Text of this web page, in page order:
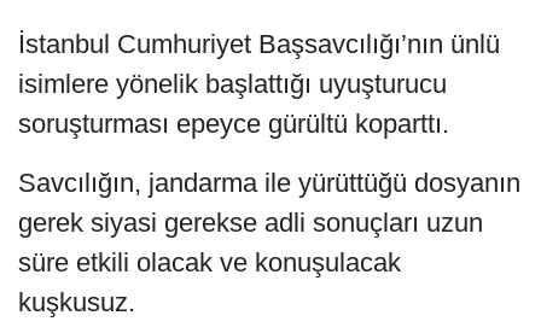
İstanbul Cumhuriyet Başsavcılığı’nın ünlü
isimlere yönelik başlattığı uyuşturucu
soruşturması epeyce gürültü koparttı.
Savcılığın, jandarma ile yürüttüğü dosyanın
gerek siyasi gerekse adli sonuçları uzun
süre etkili olacak ve konuşulacak
kuşkusuz.